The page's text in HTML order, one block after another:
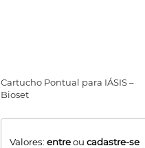
Cartucho Pontual para IÁSIS –
Bioset
Valores: entreou cadastre-se